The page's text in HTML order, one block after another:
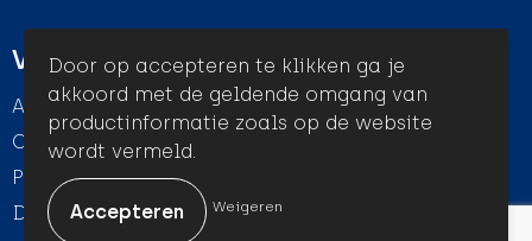
Veilig winkelen
Algemene voorwaarden
Cookieverklaring
Privacyverklaring
Disclaimer
Door op accepteren te klikken ga je
akkoord met de geldende omgang van
productinformatie zoals op de website
wordt vermeld.
Weigeren